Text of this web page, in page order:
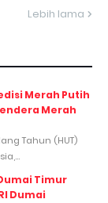
Lebih lama
Merah Putih
Merah
Tahun (HUT)
Timur
Dumai